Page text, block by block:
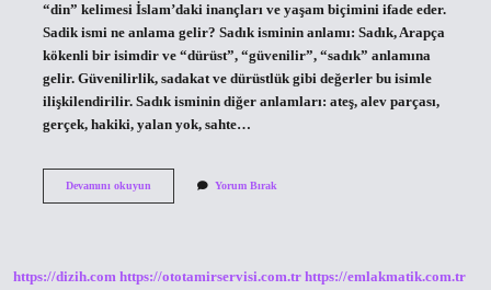
“din” kelimesi İslam’daki inançları ve yaşam biçimini ifade eder.
Sadik ismi ne anlama gelir? Sadık isminin anlamı: Sadık, Arapça
kökenli bir isimdir ve “dürüst”, “güvenilir”, “sadık” anlamına
gelir. Güvenilirlik, sadakat ve dürüstlük gibi değerler bu isimle
ilişkilendirilir. Sadık isminin diğer anlamları: ateş, alev parçası,
gerçek, hakiki, yalan yok, sahte…
Devamını okuyunSadrettin
Yorum Bırak
https://dizih.com https://ototamirservisi.com.tr https://emlakmatik.com.tr